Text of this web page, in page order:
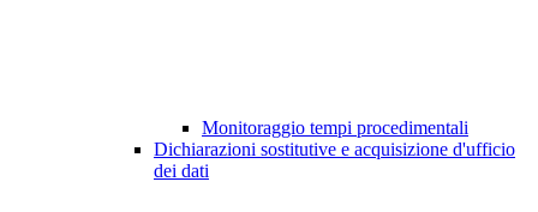
Monitoraggio tempi procedimentali
Dichiarazioni sostitutive e acquisizione d'ufficio
dei dati